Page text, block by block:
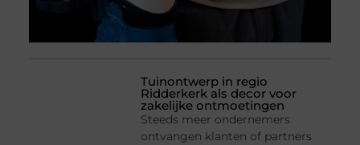
Tuinontwerp in regio
Ridderkerk als decor voor
zakelijke ontmoetingen
Steeds meer ondernemers
ontvangen klanten of partners